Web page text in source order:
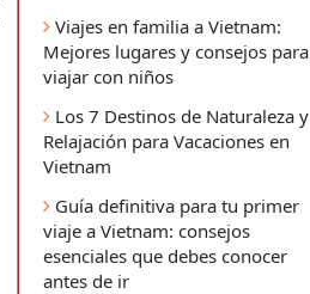
Viajes en familia a Vietnam:
Mejores lugares y consejos para
viajar con niños
Los 7 Destinos de Naturaleza y
Relajación para Vacaciones en
Vietnam
Guía definitiva para tu primer
viaje a Vietnam: consejos
esenciales que debes conocer
antes de ir